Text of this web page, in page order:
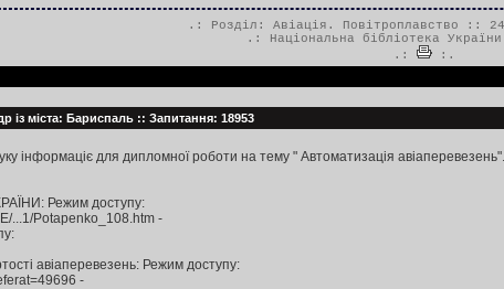
.: Розділ: Авіація. Повітроплавство ::
.:
Національна бібліотека
.:
:.
із міста: Бариспаль :: Запитання: 18953
інформаціє для дипломної роботи на тему " Автоматизація
Режим доступу:
...1/Potapenko_108.htm -
авіаперевезень: Режим доступу:
-